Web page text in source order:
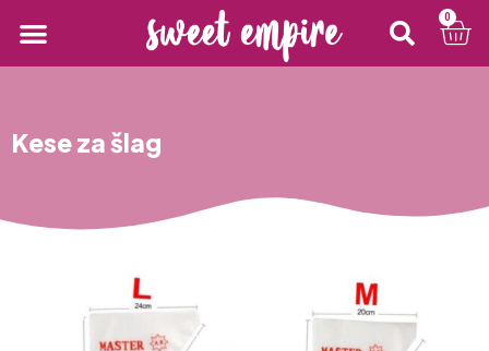
0
Kese za šlag